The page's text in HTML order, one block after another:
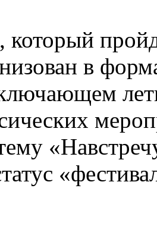
который
в